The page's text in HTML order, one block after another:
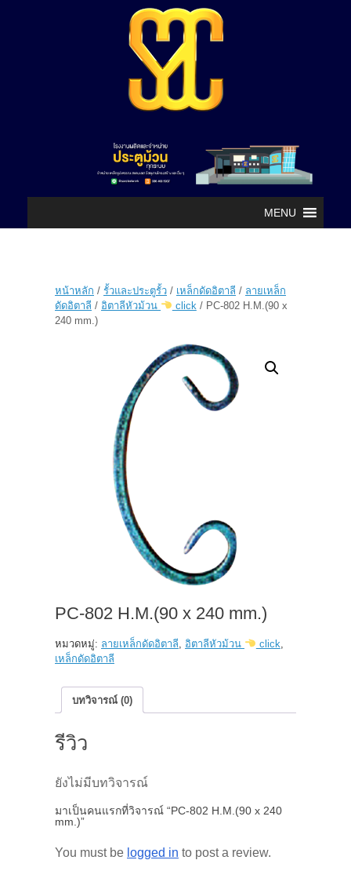
MENU
หน้าหลัก / รั้วและประตูรั้ว / เหล็กดัดอิตาลี / ลายเหล็ก
ดัดอิตาลี / อิตาลีหัวม้วน click/ PC-802 H.M.(90 x
240 mm.)
PC-802 H.M.(90 x 240 mm.)
หมวดหมู่: ลายเหล็กดัดอิตาลี, อิตาลีหัวม้วน click,
เหล็กดัดอิตาลี
บทวิจารณ์ (0)
รีวิว
ยังไม่มีบทวิจารณ์
มาเป็นคนแรกที่วิจารณ์ “PC-802 H.M.(90 x 240
mm.)”
You must be logged in to post a review.